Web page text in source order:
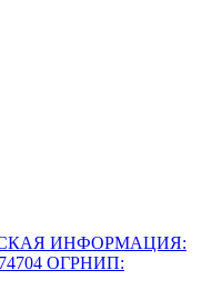
ИНФОРМАЦИЯ:
ОГРНИП: